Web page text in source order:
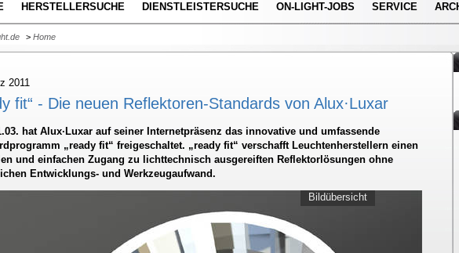
HERSTELLERSUCHE DIENSTLEISTERSUCHE ON-LIGHT-JOBS SERVICE
> Home
2011
fit“ - Die neuen Reflektoren-Standards von Alux·Luxar
hat Alux·Luxar auf seiner Internetpräsenz das innovative und umfassende
„ready fit“ freigeschaltet. „ready fit“ verschafft Leuchtenherstellern einen
und einfachen Zugang zu lichttechnisch ausgereiften Reflektorlösungen ohne
Entwicklungs- und Werkzeugaufwand.
Bildübersicht